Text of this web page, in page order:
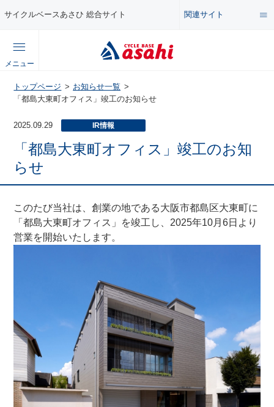
サイクルベースあさひ 総合サイト 関連サイト
総合サイト
公式オンラインストア
企業情報サイト
店舗情報サイト
メニュー
コンテンツ
特集・イベント
自転車・パーツの使い方・選び方
ぶろぐ・で・あさひ
製品情報
オリジナルブランド一覧
トップページ
お知らせ一覧
「都島大東町オフィス」竣工のお知らせ
2025.09.29 IR情報
「都島大東町オフィス」竣工のお知
らせ
このたび当社は、創業の地である大阪市都島区大東町に
「都島大東町オフィス」を竣工し、2025年10月6日より
営業を開始いたします。